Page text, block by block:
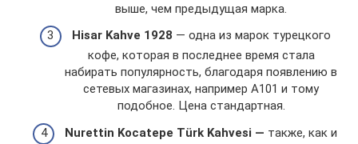
выше, чем предыдущая марка.
Hisar Kahve 1928 — одна из марок турецкого
кофе, которая в последнее время стала
набирать популярность, благодаря появлению в
сетевых магазинах, например А101 и тому
подобное. Цена стандартная.
Nurettin Kocatepe Türk Kahvesi — также, как и